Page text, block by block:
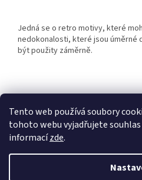
Tento web používá soubory
tohoto webu vyjadřujete souhlas
informacízde.
Jedná se o retro motivy, které
nedokonalosti, které jsou úměrné
být použity záměrně.
Z
Retro-Darky.cz
Vytvořil